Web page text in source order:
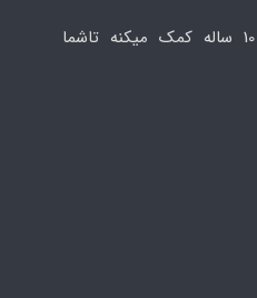
مجموعه مهدی اسپرت باسابقه 10 ساله کمک میکنه تاشما